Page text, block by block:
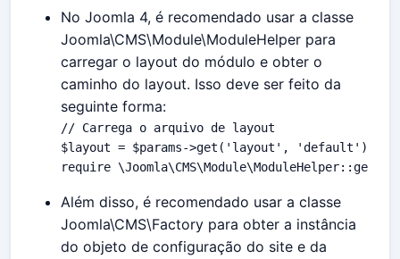
No Joomla 4, é recomendado usar a classe
Joomla\CMS\Module\ModuleHelper para
carregar o layout do módulo e obter o
caminho do layout. Isso deve ser feito da
seguinte forma:
// Carrega o arquivo de layout
$layout = $params->get('layout', 'default');
require
Além disso, é recomendado usar a classe
Joomla\CMS\Factory para obter a instância
do objeto de configuração do site e da